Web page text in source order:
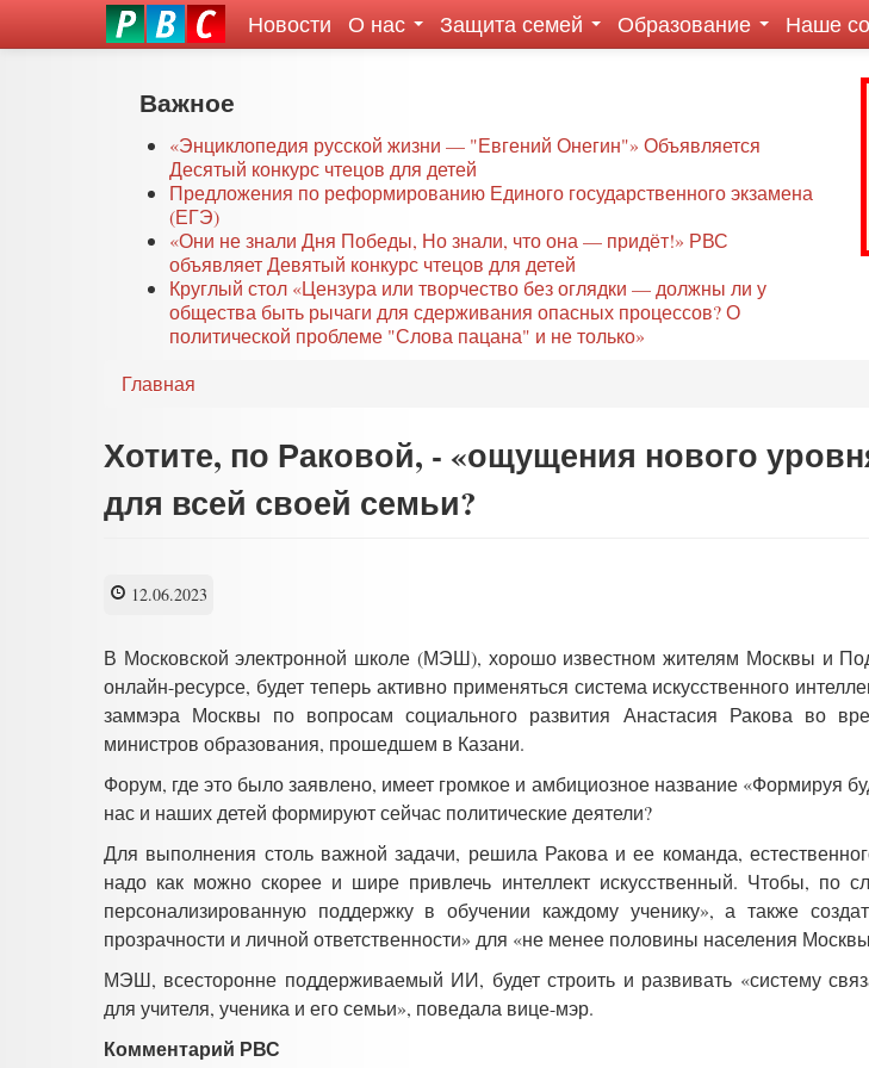
Новости О нас Защита семей Образование Наше
Важное
«Энциклопедия русской жизни — "Евгений Онегин"» Объявляется
Десятый конкурс чтецов для детей
Предложения по реформированию Единого государственного экзамена
(ЕГЭ)
«Они не знали Дня Победы, Но знали, что она — придёт!» РВС
объявляет Девятый конкурс чтецов для детей
Круглый стол «Цензура или творчество без оглядки — должны ли у
общества быть рычаги для сдерживания опасных процессов? О
политической проблеме "Слова пацана" и не только»
Главная
Хотите, по Раковой, - «ощущения нового
для всей своей семьи?
12.06.2023
В Московской электронной школе (МЭШ), хорошо известном жителям Москвы и
онлайн-ресурсе, будет теперь активно применяться система искусственного
заммэра Москвы по вопросам социального развития Анастасия Ракова во
министров образования, прошедшем в Казани.
Форум, где это было заявлено, имеет громкое и амбициозное название «Формируя
нас и наших детей формируют сейчас политические деятели?
Для выполнения столь важной задачи, решила Ракова и ее команда,
надо как можно скорее и шире привлечь интеллект искусственный. Чтобы, по
персонализированную поддержку в обучении каждому ученику», а также
прозрачности и личной ответственности» для «не менее половины населения
МЭШ, всесторонне поддерживаемый ИИ, будет строить и развивать «систему
для учителя, ученика и его семьи», поведала вице-мэр.
Комментарий РВС